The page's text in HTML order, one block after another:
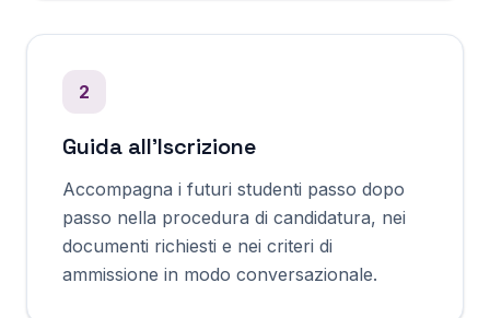
2
Guida all'Iscrizione
Accompagna i futuri studenti passo dopo
passo nella procedura di candidatura, nei
documenti richiesti e nei criteri di
ammissione in modo conversazionale.